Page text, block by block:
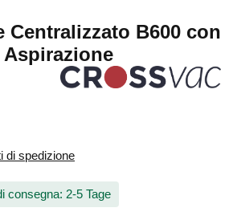
Centralizzato B600 con
di spedizione
consegna: 2-5 Tage